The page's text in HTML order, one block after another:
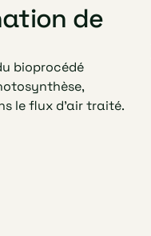
de
bioprocédé
le flux d'air traité.